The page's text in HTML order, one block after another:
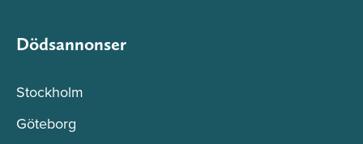
Dödsannonser
Stockholm
Göteborg